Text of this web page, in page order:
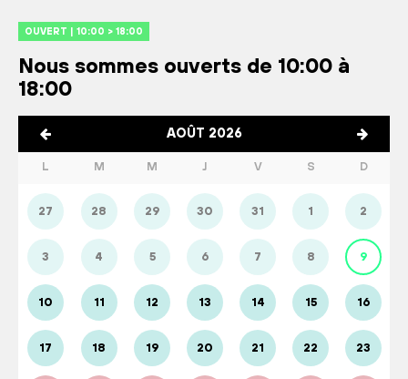
OUVERT | 10:00 > 18:00
Nous sommes ouverts de 10:00 à
18:00
AOÛT 2026
L M M J V S D
27 28 29 30 31 1 2
3 4 5 6 7 8 9
10 11 12 13 14 15 16
17 18 19 20 21 22 23